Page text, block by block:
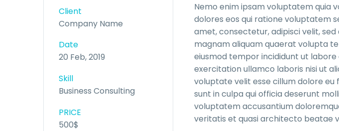
Client
Company Name
Date
20 Feb, 2019
Skill
Business Consulting
PRICE
500$
Nemo enim ipsam voluptatem quia
dolores eos qui ratione voluptatem
amet, consectetur, adipisci velit,
magnam aliquam quaerat volupta
eiusmod tempor incididunt ut labore
exercitation ullamco laboris nisi ut
voluptate velit esse cillum dolore
sunt in culpa qui officia deserunt
voluptatem accusantium
veritatis et quasi architecto beatae